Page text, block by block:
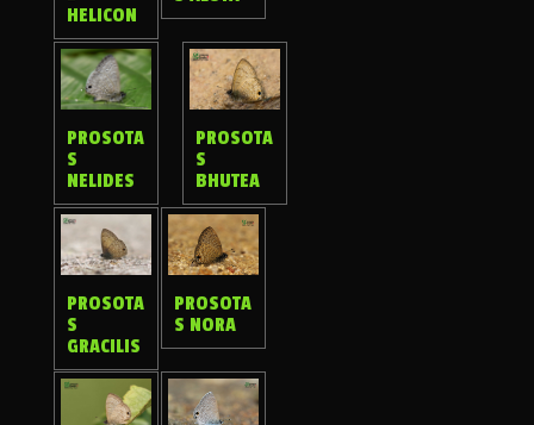
HELICON
PROSOTA
S
NELIDES
PROSOTA
S
BHUTEA
PROSOTA
S
GRACILIS
PROSOTA
S NORA